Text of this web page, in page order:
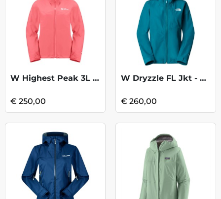
W Highest Peak 3L Jkt - Sunset Coral
€ 250,00
W Dryzzle FL Jkt - Deep Teal
€ 260,00